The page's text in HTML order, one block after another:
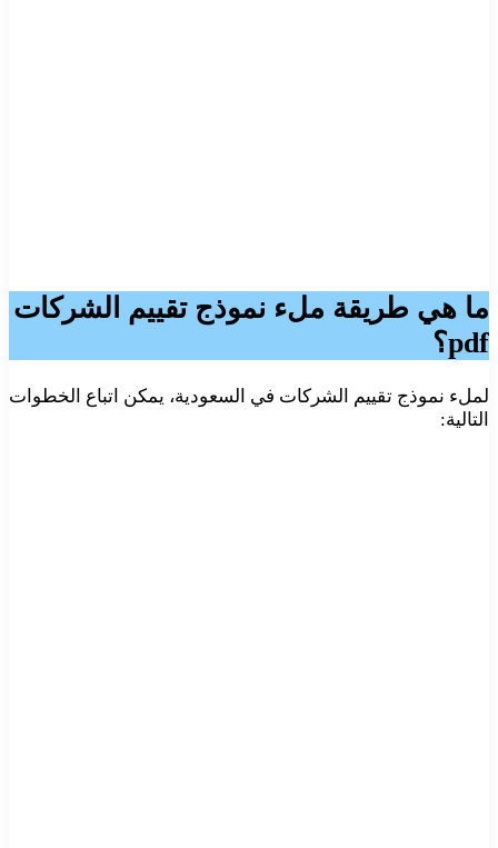
ما هي طريقة ملء نموذج تقييم الشركات
pdf؟
لملء نموذج تقييم الشركات في السعودية، يمكن اتباع الخطوات
التالية: